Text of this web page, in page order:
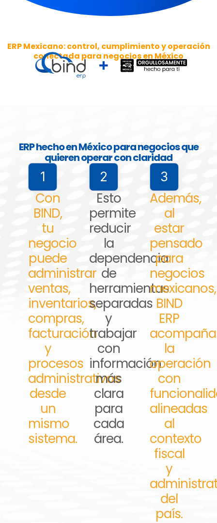
ERP Mexicano: control, cumplimiento y operación
conectada para negocios en México
ERP hecho en México para negocios que
quieren operar con claridad
1
Con
BIND,
tu
negocio
puede
administrar
ventas,
inventarios,
compras,
facturación
y
procesos
administrativos
desde
un
mismo
sistema.
2
Esto
permite
reducir
la
dependencia
de
herramientas
separadas
y
trabajar
con
información
más
clara
para
cada
área.
3
Además,
al
estar
pensado
para
negocios
mexicanos,
BIND
ERP
acompaña
la
operación
con
alineadas
al
contexto
fiscal
y
del
país.